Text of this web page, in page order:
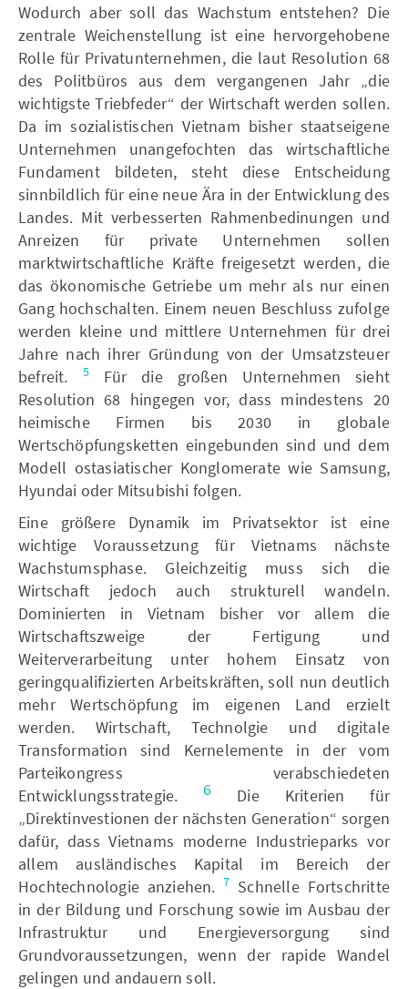
Wodurch aber soll das Wachstum entstehen? Die
zentrale Weichenstellung ist eine hervorgehobene
Rolle für Privatunternehmen, die laut Resolution 68
des Politbüros aus dem vergangenen Jahr „die
wichtigste Triebfeder“ der Wirtschaft werden sollen.
Da im sozialistischen Vietnam bisher staatseigene
Unternehmen unangefochten das wirtschaftliche
Fundament bildeten, steht diese Entscheidung
sinnbildlich für eine neue Ära in der Entwicklung des
Landes. Mit verbesserten Rahmenbedinungen und
Anreizen für private Unternehmen sollen
marktwirtschaftliche Kräfte freigesetzt werden, die
das ökonomische Getriebe um mehr als nur einen
Gang hochschalten. Einem neuen Beschluss zufolge
werden kleine und mittlere Unternehmen für drei
Jahre nach ihrer Gründung von der Umsatzsteuer
befreit.
5Für die großen Unternehmen sieht
Resolution 68 hingegen vor, dass mindestens 20
heimische Firmen bis 2030 in globale
Wertschöpfungsketten eingebunden sind und dem
Modell ostasiatischer Konglomerate wie Samsung,
Hyundai oder Mitsubishi folgen.
Eine größere Dynamik im Privatsektor ist eine
wichtige Voraussetzung für Vietnams nächste
Wachstumsphase. Gleichzeitig muss sich die
Wirtschaft jedoch auch strukturell wandeln.
Dominierten in Vietnam bisher vor allem die
Wirtschaftszweige der Fertigung und
Weiterverarbeitung unter hohem Einsatz von
geringqualifizierten Arbeitskräften, soll nun deutlich
mehr Wertschöpfung im eigenen Land erzielt
werden. Wirtschaft, Technolgie und digitale
Transformation sind Kernelemente in der vom
Parteikongress verabschiedeten
Entwicklungsstrategie.6 Die Kriterien für
„Direktinvestionen der nächsten Generation“ sorgen
dafür, dass Vietnams moderne Industrieparks vor
allem ausländisches Kapital im Bereich der
Hochtechnologie anziehen. 7 Schnelle Fortschritte
in der Bildung und Forschung sowie im Ausbau der
Infrastruktur und Energieversorgung sind
Grundvoraussetzungen, wenn der rapide Wandel
gelingen und andauern soll.